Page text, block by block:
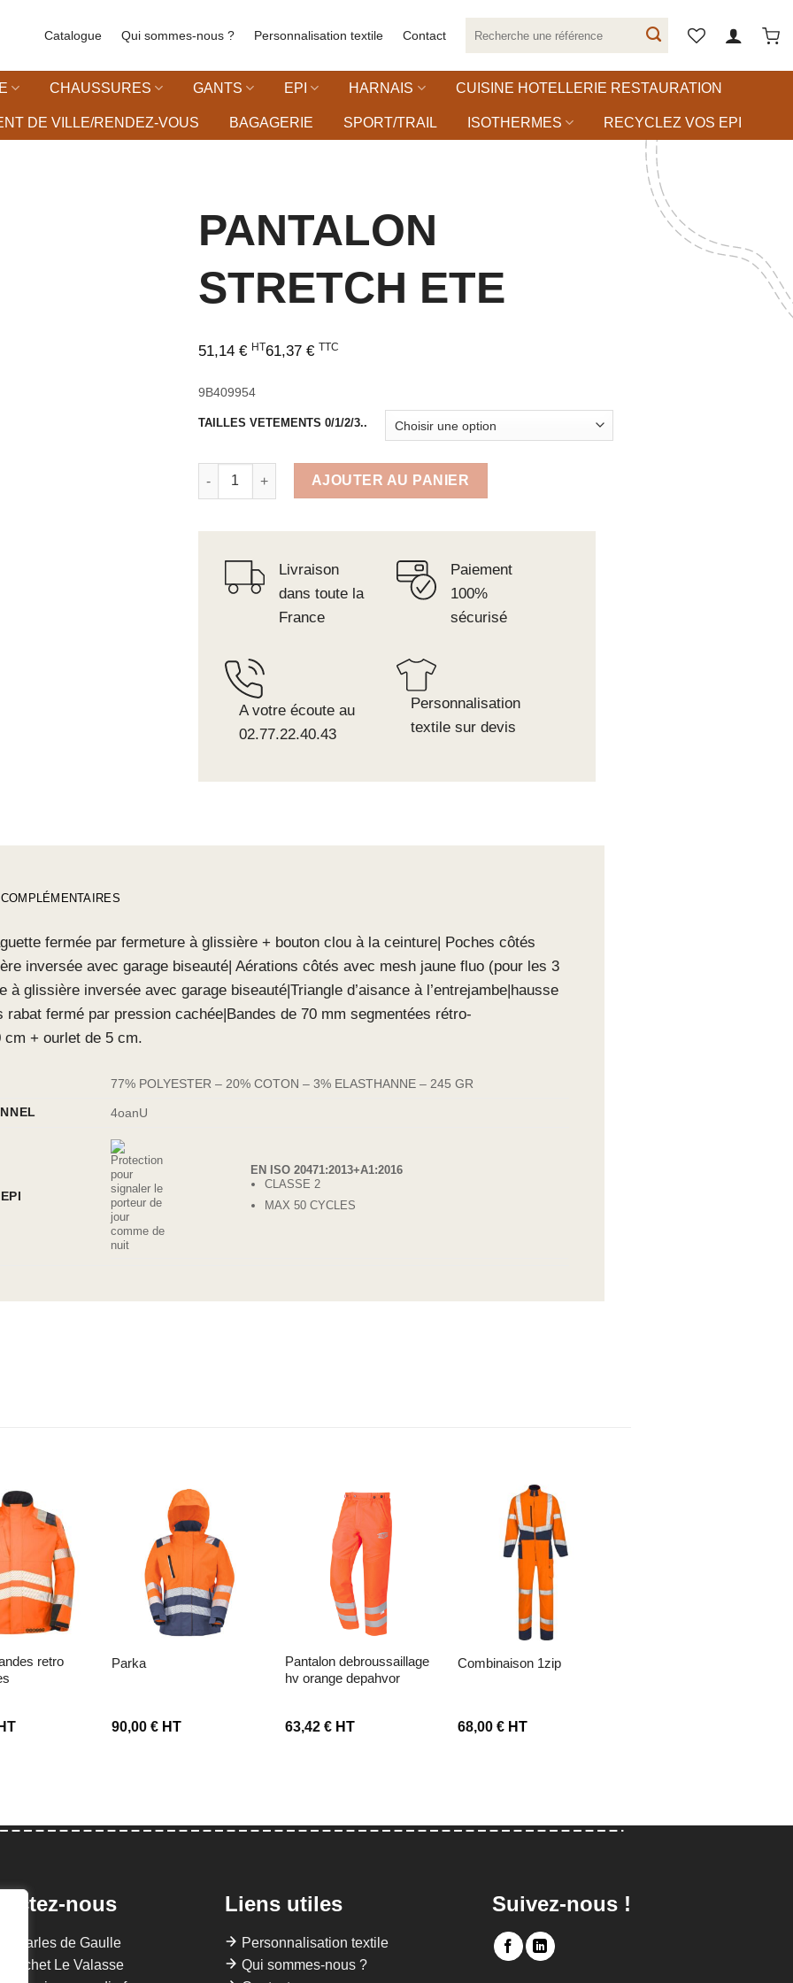
Catalogue Qui sommes-nous ? Personnalisation textile Contact
pour :
CHAUSSURES GANTS EPI HARNAIS CUISINE HOTELLERIE RESTAURATION
DE VILLE/RENDEZ-VOUS BAGAGERIE SPORT/TRAIL ISOTHERMES RECYCLEZ VOS EPI
PANTALON
STRETCH ETE
51,14 € HT61,37 € TTC
9B409954
TAILLES VETEMENTS 0/1/2/3..
quantité de PANTALON STRETCH ETE
AJOUTER AU PANIER
Livraison
dans toute la
France
Paiement
100%
sécurisé
A votre écoute au
02.77.22.40.43
Personnalisation
textile sur devis
fermée par fermeture à glissière + bouton clou à la ceinture| Poches côtés
inversée avec garage biseauté| Aérations côtés avec mesh jaune fluo (pour les 3
glissière inversée avec garage biseauté|Triangle d’aisance à l’entrejambe|hausse
fermé par pression cachée|Bandes de 70 mm segmentées rétro-
cm + ourlet de 5 cm.
77% POLYESTER – 20% COTON – 3% ELASTHANNE – 245 GR
4oanU
EN ISO 20471:2013+A1:2016
CLASSE 2
MAX 50 CYCLES
d’envies
HT
Ajouter à la liste d’envies
parka
90,00 €HT
Ajouter à la liste d’envies
pantalon debroussaillage
hv orange depahvor
63,42 €HT
Ajouter à la liste d’envies
combinaison 1zip
68,00€ HT
nous
Charles de Gaulle
Gruchet Le Valasse
Liens utiles
Personnalisation textile
Qui sommes-nous ?
Suivez-nous !